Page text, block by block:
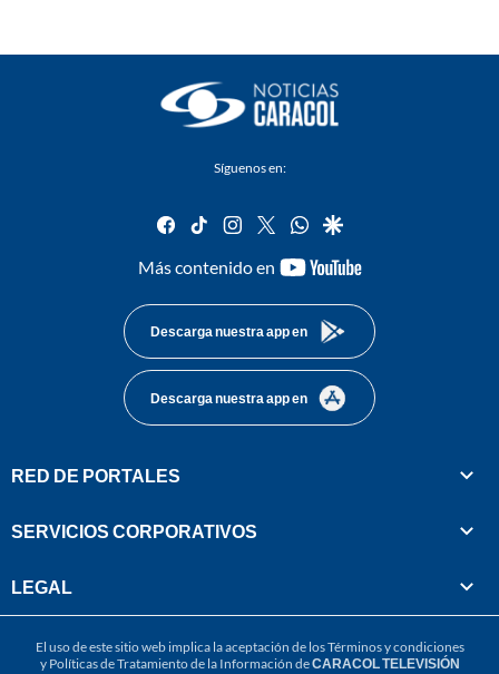
Síguenos en:
facebook
tiktok instagram
twitterwhatsapp
google
Más contenido en
youtube-
Descarga nuestra app en
Descarga nuestra app en
RED DE PORTALES
SERVICIOS CORPORATIVOS
LEGAL
El uso de este sitio web implica la aceptación de losTérminos y condiciones
y Políticas de Tratamiento de la Información deCARACOL TELEVISIÓN